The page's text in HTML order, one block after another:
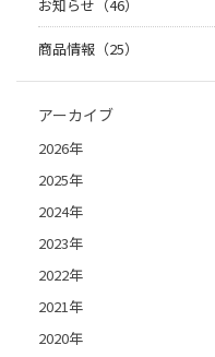
お知らせ（46）
商品情報（25）
アーカイブ
2026年
2025年
2024年
2023年
2022年
2021年
2020年